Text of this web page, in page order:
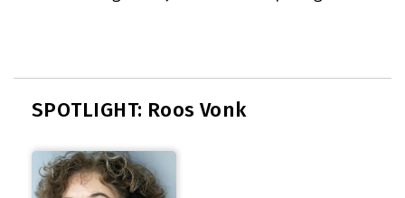
SPOTLIGHT: Roos Vonk